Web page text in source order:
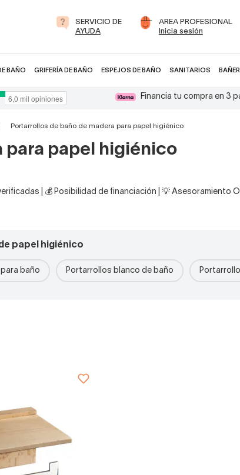
SERVICIO DE
AYUDA
AREA PROFESIONAL
Inicia sesión
BAÑO GRIFERÍA DE BAÑO ESPEJOS DE BAÑO SANITARIOS
Financia tu compra en 3
Portarrollos de baño de madera para papel higiénico
para papel higiénico
| 💰 Posibilidad de financiación | 💡 Asesoramiento
papel higiénico
baño Portarrollos blanco de baño